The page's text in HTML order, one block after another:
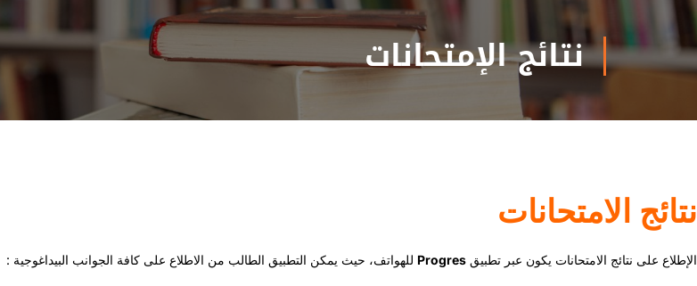
نتائج الإمتحانات
نتائج الامتحانات
الإطلاع على نتائج الامتحانات يكون عبر تطبيق Progres للهواتف، حيث يمكن التطبيق الطالب من الاطلاع على كافة الجوانب البيداغوجية :